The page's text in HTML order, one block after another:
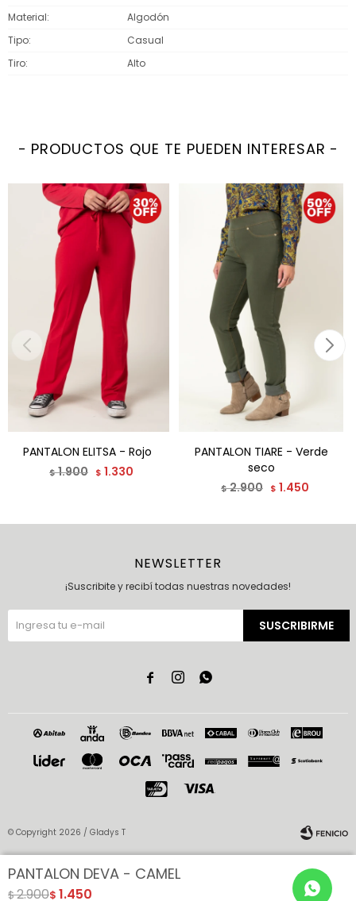
PANTALON DEVA - CAMEL
$ 1.450
$2.900
Material
Algodón
Tipo
Casual
Tiro
Alto
PRODUCTOS QUE TE PUEDEN INTERESAR
PANTALON ELITSA - Rojo
$1.900 $ 1.330
PANTALON TIARE - Verde
seco
$2.900 $ 1.450
NEWSLETTER
¡Suscribite y recibí todas nuestras novedades!
SUSCRIBIRME
  
© Copyright 2026 / Gladys T